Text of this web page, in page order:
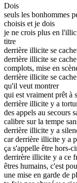
Dois
seuls les bonhommes
choisis et je dois
je ne crois plus en
titre
derrière illicite se
derrière illicite se
complots, mise en
derrière illicite se
qu'il veut montrer
qui est vraiment prêt à
derrière illicite y a
des appels au secours
calibre sur la tempe
derrière illicite y a
car derrière illicite y a
ça s'appelle être hors-
derrirère illicite y a ce
êtres humains, c'est
une mise en garde de